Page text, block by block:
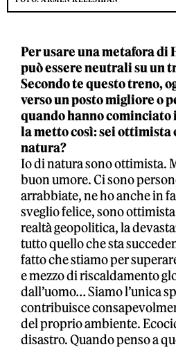
Per usare una metafora di
può essere neutrali su un
Secondo te questo treno,
verso un posto migliore o
quando hanno cominciato
la metto così: sei ottimista
natura?
Io di natura sono ottimista.
buon umore. Ci sono
arrabbiate, ne ho anche in
sveglio felice, sono
realtà geopolitica, la
tutto quello che sta
fatto che stiamo per
e mezzo di riscaldamento
dall’uomo… Siamo l’unica
contribuisce
del proprio ambiente.
disastro. Quando penso a